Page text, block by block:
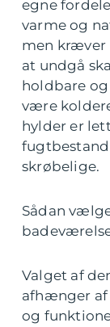
egne
varme og
men kræver
at undgå
holdbare
være
hylder er
skrøbelige.
Sådan
Valget af
afhænger af
og